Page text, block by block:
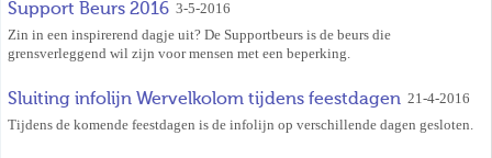
Support Beurs 2016 3-5-2016
Zin in een inspirerend dagje uit? De Supportbeurs is de beurs die
grensverleggend wil zijn voor mensen met een beperking.
Sluiting infolijn Wervelkolom tijdens feestdagen 21-4-2016
Tijdens de komende feestdagen is de infolijn op verschillende dagen gesloten.